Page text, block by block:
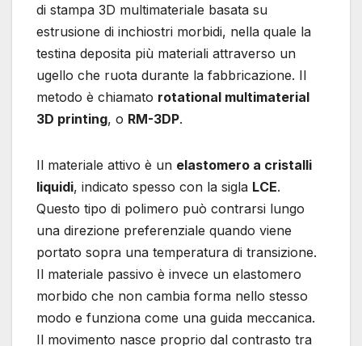
di stampa 3D multimateriale basata su
estrusione di inchiostri morbidi, nella quale la
testina deposita più materiali attraverso un
ugello che ruota durante la fabbricazione. Il
metodo è chiamato rotational multimaterial
3D printing, o RM-3DP.
Il materiale attivo è un elastomero a cristalli
liquidi, indicato spesso con la sigla LCE.
Questo tipo di polimero può contrarsi lungo
una direzione preferenziale quando viene
portato sopra una temperatura di transizione.
Il materiale passivo è invece un elastomero
morbido che non cambia forma nello stesso
modo e funziona come una guida meccanica.
Il movimento nasce proprio dal contrasto tra